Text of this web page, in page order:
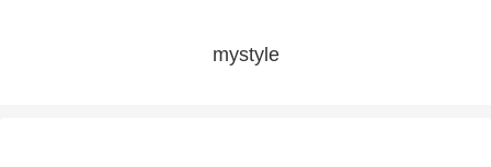
mystyle